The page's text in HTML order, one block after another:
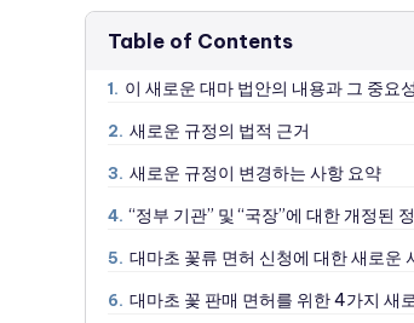
Table of Contents
1. 이 새로운 대마 법안의 내용과 그 중요성
2. 새로운 규정의 법적 근거
3. 새로운 규정이 변경하는 사항 요약
4. “정부 기관” 및 “국장”에 대한 개정된
5. 대마초 꽃류 면허 신청에 대한 새로운
6. 대마초 꽃 판매 면허를 위한 4가지 새